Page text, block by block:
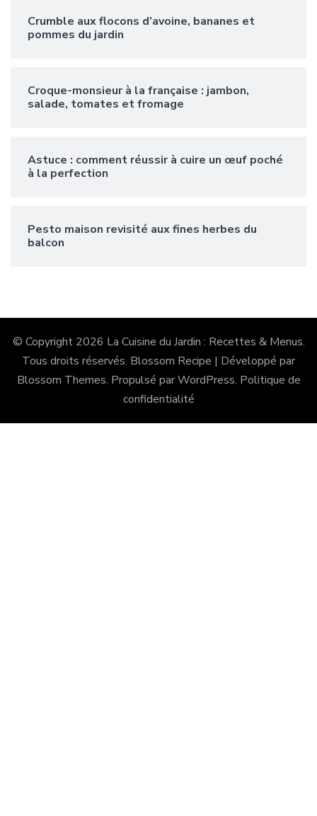
Crumble aux flocons d’avoine, bananes et
pommes du jardin
Croque-monsieur à la française : jambon,
salade, tomates et fromage
Astuce : comment réussir à cuire un œuf poché
à la perfection
Pesto maison revisité aux fines herbes du
balcon
© Copyright 2026 La Cuisine du Jardin : Recettes & Menus.
Tous droits réservés. Blossom Recipe | Développé par
Blossom Themes. Propulsé parWordPress. Politique de
confidentialité